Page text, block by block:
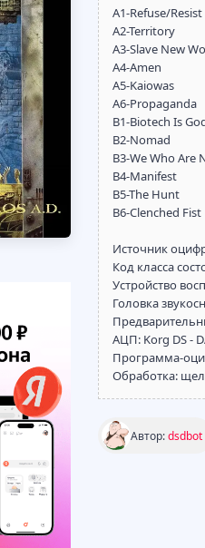
A1-Refuse/Resist
A2-Territory
A3-Slave New
A4-Amen
A5-Kaiowas
A6-Propaganda
B1-Biotech Is
B2-Nomad
B3-We Who Are
B4-Manifest
B5-The Hunt
B6-Clenched Fist
Источник
Код класса
Устройство
Головка
АЦП: Korg DS -
Программа-
Обработка:
Автор:dsdbot